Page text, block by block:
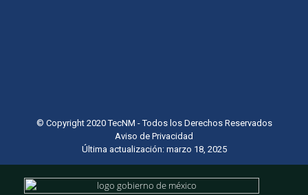
© Copyright 2020 TecNM - Todos los Derechos Reservados
Aviso de Privacidad
Última actualización: marzo 18, 2025